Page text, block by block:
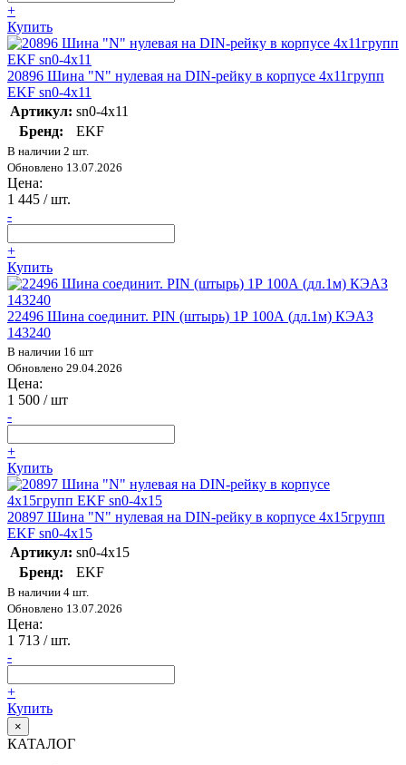
+
Купить
20896 Шина "N" нулевая на DIN-рейку в корпусе 4х11групп
EKF sn0-4x11
Артикул: sn0-4x11
Бренд:
EKF
В наличии 2 шт.
Обновлено 13.07.2026
Цена:
1 445 / шт.
-
+
Купить
22496 Шина соединит. PIN (штырь) 1Р 100А (дл.1м) КЭАЗ
143240
В наличии 16 шт
Обновлено 29.04.2026
Цена:
1 500 / шт
-
+
Купить
20897 Шина "N" нулевая на DIN-рейку в корпусе 4х15групп
EKF sn0-4x15
Артикул: sn0-4x15
Бренд:
EKF
В наличии 4 шт.
Обновлено 13.07.2026
Цена:
1 713 / шт.
-
+
Купить
×
КАТАЛОГ